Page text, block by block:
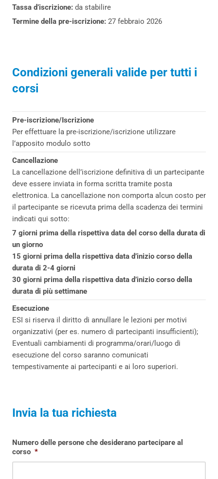
Tassa d’iscrizione: da stabilire
Termine della pre-iscrizione: 27 febbraio 2026
Condizioni generali valide per tutti i
corsi
Pre-iscrizione/Iscrizione
Per effettuare la pre-iscrizione/iscrizione utilizzare
l’apposito modulo sotto
Cancellazione
La cancellazione dell’iscrizione definitiva di un partecipante
deve essere inviata in forma scritta tramite posta
elettronica. La cancellazione non comporta alcun costo per
il partecipante se ricevuta prima della scadenza dei termini
indicati qui sotto:
7 giorni prima della rispettiva data del corso della durata di
un giorno
15 giorni prima della rispettiva data d’inizio corso della
durata di 2-4 giorni
30 giorni prima della rispettiva data d’inizio corso della
durata di più settimane
Esecuzione
ESI si riserva il diritto di annullare le lezioni per motivi
organizzativi (per es. numero di partecipanti insufficienti);
Eventuali cambiamenti di programma/orari/luogo di
esecuzione del corso saranno comunicati
tempestivamente ai partecipanti e ai loro superiori.
Invia la tua richiesta
Numero delle persone che desiderano partecipare al
corso *